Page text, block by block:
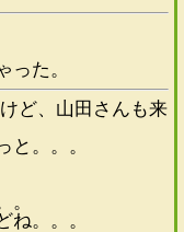
た。
ど、山田さんも来
。。。
。。。